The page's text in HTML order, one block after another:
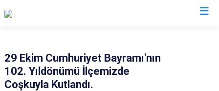
Akçaabat
Köprübaşı
29 Ekim Cumhuriyet Bayramı'nın
102. Yıldönümü İlçemizde
Coşkuyla Kutlandı.